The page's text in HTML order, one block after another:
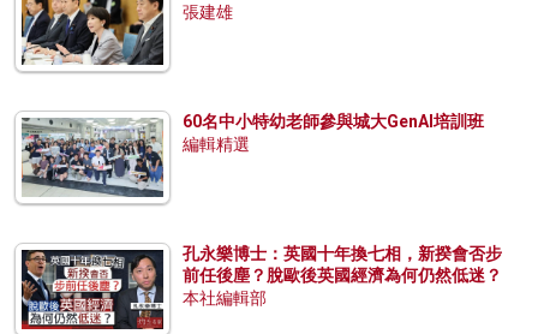
張建雄
60名中小特幼老師參與城大GenAI培訓班
編輯精選
孔永樂博士：英國十年換七相，新揆會否步
前任後塵？脫歐後英國經濟為何仍然低迷？
本社編輯部